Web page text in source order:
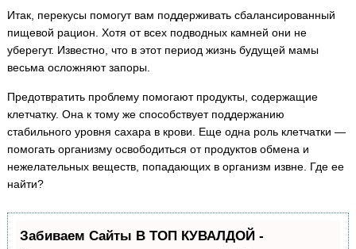
Итак, перекусы помогут вам поддерживать сбалансированный
пищевой рацион. Хотя от всех подводных камней они не
уберегут. Известно, что в этот период жизнь будущей мамы
весьма осложняют запоры.
Предотвратить проблему помогают продукты, содержащие
клетчатку. Она к тому же способствует поддержанию
стабильного уровня сахара в крови. Еще одна роль клетчатки —
помогать организму освободиться от продуктов обмена и
нежелательных веществ, попадающих в организм извне. Где ее
найти?
Забиваем Сайты В ТОП КУВАЛДОЙ -